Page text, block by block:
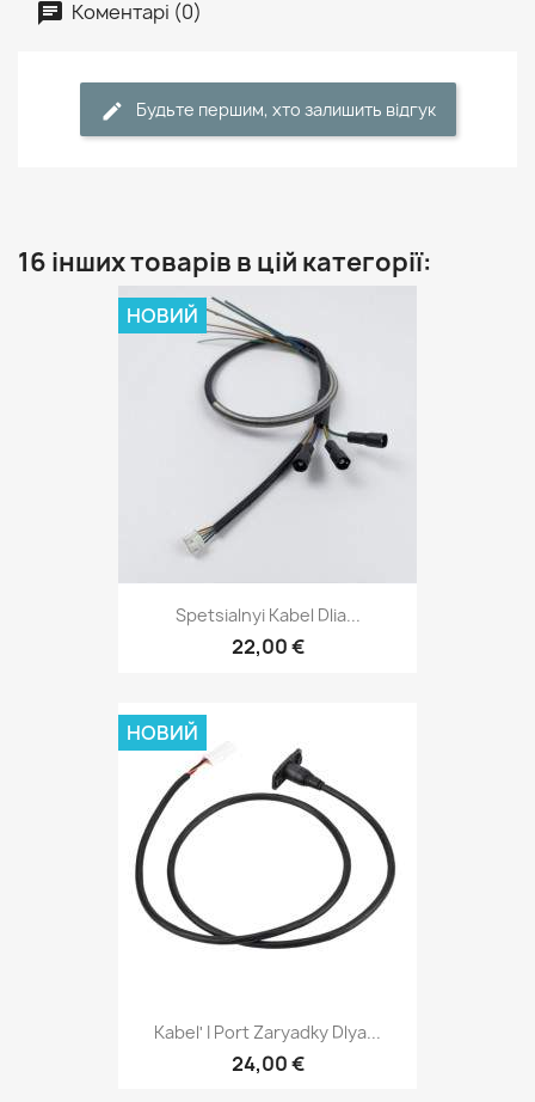
Коментарі (0)
Будьте першим, хто залишить відгук
16 інших товарів в цій категорії:
Spetsialnyi Kabel Dlia...
22,00 €
НОВИЙ
Kabelʹ I Port Zaryadky Dlya...
24,00 €
НОВИЙ